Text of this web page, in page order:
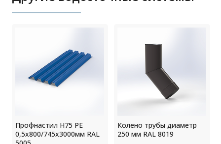
Профнастил Н75 РЕ
0,5х800/745х3000мм RAL
Колено трубы диаметр
250 мм RAL 8019